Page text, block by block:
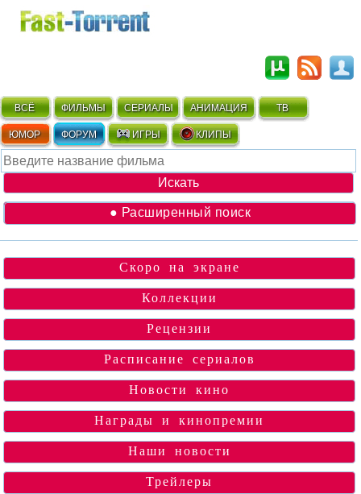
ВСЁ ФИЛЬМЫ СЕРИАЛЫ АНИМАЦИЯ ТВ
ЮМОР ФОРУМ ИГРЫ КЛИПЫ
● Расширенный поиск
Скоро на экране
Коллекции
Рецензии
Расписание сериалов
Новости кино
Награды и кинопремии
Наши новости
Трейлеры